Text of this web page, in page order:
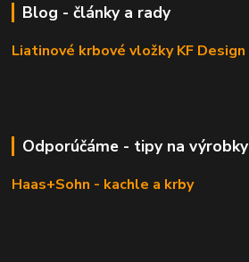
Blog - články a rady
Liatinové krbové vložky KF Design
Odporúčáme - tipy na výrobky
Haas+Sohn - kachle a krby